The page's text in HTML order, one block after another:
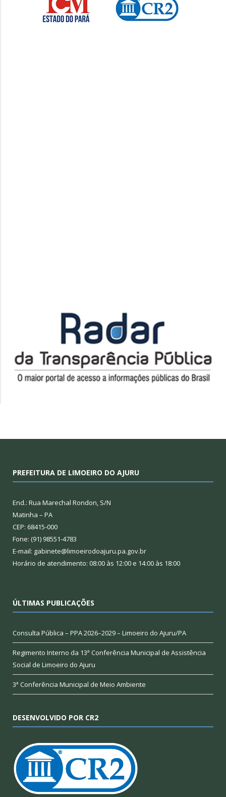
PREFEITURA DE LIMOEIRO DO AJURU
End.: Rua Marechal Rondon, S/N
Matinha – PA
CEP: 68415-000
Fone: (91) 98551-4783
E-mail: gabinete@limoeirodoajuru.pa.gov.br
Horário de atendimento: 08:00 às 12:00 e 14:00 às 18:00
ÚLTIMAS PUBLICAÇÕES
Consulta Pública – PPA 2026–2029 – Limoeiro do Ajuru/PA
Regimento Interno da 13ª Conferência Municipal de Assistência
Social de Limoeiro do Ajuru
3ª Conferência Municipal de Meio Ambiente
DESENVOLVIDO POR CR2